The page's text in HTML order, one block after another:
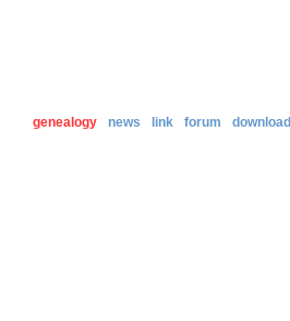
genealogy news link forum download